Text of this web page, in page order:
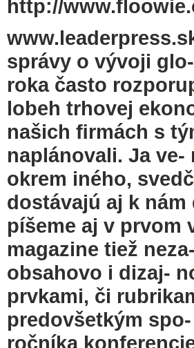
http://
správy o vývoji
roka často
lobeh trhovej
našich ﬁrmách s
naplánovali. Ja
okrem iného,
dostávajú aj k
píšeme aj v prvom
magazine tiež
obsahovo i dizaj-
prvkami, či
predovšetkým
ročníka